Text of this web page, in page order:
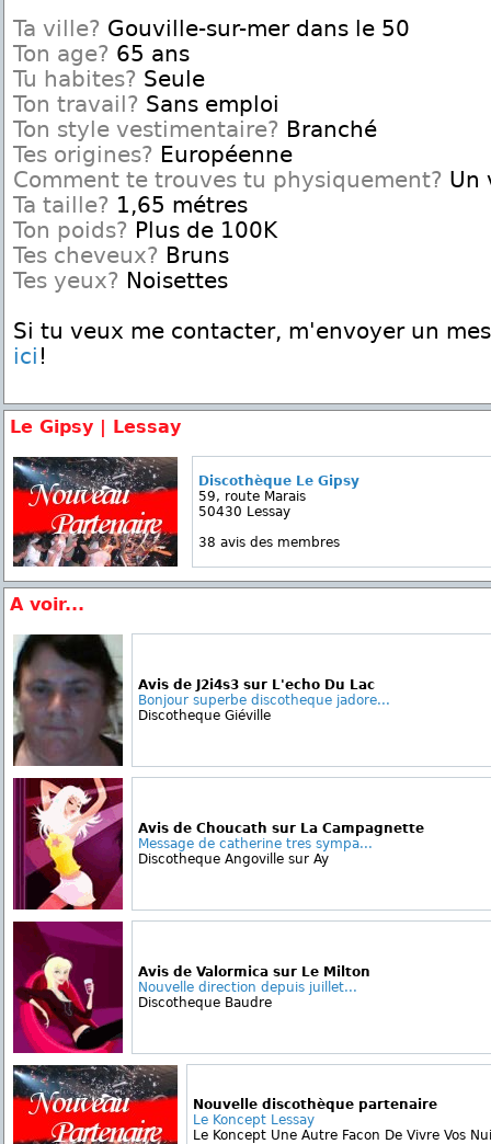
Ta ville? Gouville-sur-mer dans le 50
Ton age? 65 ans
Tu habites? Seule
Ton travail? Sans emploi
Ton style vestimentaire? Branché
Tes origines? Européenne
Comment te trouves tu physiquement? Un
Ta taille? 1,65 métres
Ton poids? Plus de 100K
Tes cheveux? Bruns
Tes yeux? Noisettes
Si tu veux me contacter, m'envoyer un
ici !
Le Gipsy | Lessay
Discothèque Le Gipsy
59, route Marais
50430 Lessay
38 avis des membres
A voir...
Avis de J2i4s3 sur L'echo Du Lac
Bonjour superbe discotheque jadore...
Discotheque Giéville
Avis de Choucath sur La Campagnette
Message de catherine tres sympa...
Discotheque Angoville sur Ay
Avis de Valormica sur Le Milton
Nouvelle direction depuis juillet...
Discotheque Baudre
Nouvelle discothèque partenaire
Le Koncept Lessay
Le Koncept Une Autre Facon De Vivre Vos